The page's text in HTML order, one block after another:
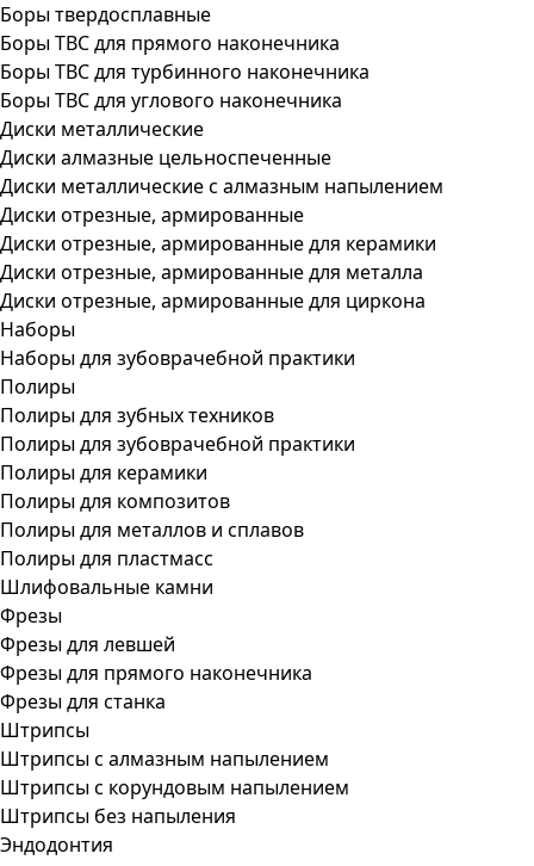
Боры твердосплавные
Боры ТВС для прямого наконечника
Боры ТВС для турбинного наконечника
Боры ТВС для углового наконечника
Диски металлические
Диски алмазные цельноспеченные
Диски металлические с алмазным напылением
Диски отрезные, армированные
Диски отрезные, армированные для керамики
Диски отрезные, армированные для металла
Диски отрезные, армированные для циркона
Наборы
Наборы для зубоврачебной практики
Полиры
Полиры для зубных техников
Полиры для зубоврачебной практики
Полиры для керамики
Полиры для композитов
Полиры для металлов и сплавов
Полиры для пластмасс
Шлифовальные камни
Фрезы
Фрезы для левшей
Фрезы для прямого наконечника
Фрезы для станка
Штрипсы
Штрипсы c алмазным напылением
Штрипсы c корундовым напылением
Штрипсы без напыления
Эндодонтия